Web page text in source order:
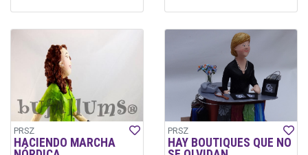
PRSZ
HACIENDO MARCHA
PRSZ
HAY BOUTIQUES QUE NO